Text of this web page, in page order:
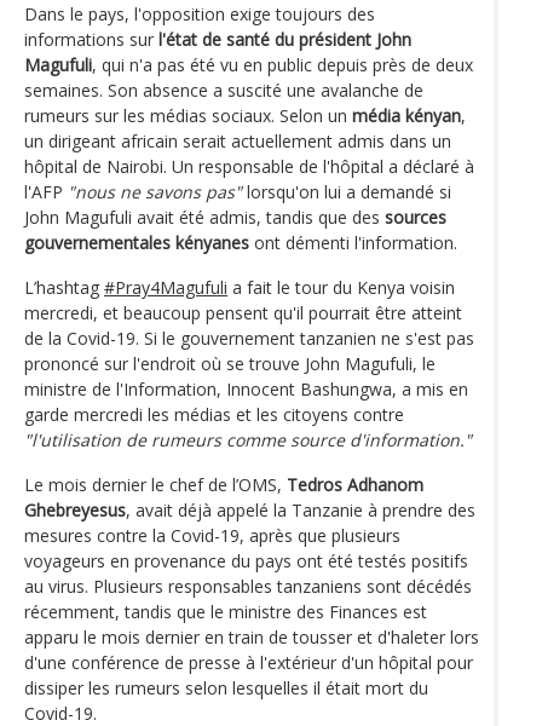
Dans le pays, l'opposition exige toujours des
informations sur l'état de santé du président John
Magufuli, qui n'a pas été vu en public depuis près de deux
semaines. Son absence a suscité une avalanche de
rumeurs sur les médias sociaux. Selon un média kényan,
un dirigeant africain serait actuellement admis dans un
hôpital de Nairobi. Un responsable de l'hôpital a déclaré à
l'AFP "nous ne savons pas"lorsqu'on lui a demandé si
John Magufuli avait été admis, tandis que des sources
gouvernementales kényanes ont démenti l'information.
L’hashtag #Pray4Magufuli a fait le tour du Kenya voisin
mercredi, et beaucoup pensent qu'il pourrait être atteint
de la Covid-19. Si le gouvernement tanzanien ne s'est pas
prononcé sur l'endroit où se trouve John Magufuli, le
ministre de l'Information, Innocent Bashungwa, a mis en
garde mercredi les médias et les citoyens contre
"l'utilisation de rumeurs comme source d'information."
Le mois dernier le chef de l’OMS, Tedros Adhanom
Ghebreyesus, avait déjà appelé la Tanzanie à prendre des
mesures contre la Covid-19, après que plusieurs
voyageurs en provenance du pays ont été testés positifs
au virus. Plusieurs responsables tanzaniens sont décédés
récemment, tandis que le ministre des Finances est
apparu le mois dernier en train de tousser et d'haleter lors
d'une conférence de presse à l'extérieur d'un hôpital pour
dissiper les rumeurs selon lesquelles il était mort du
Covid-19.